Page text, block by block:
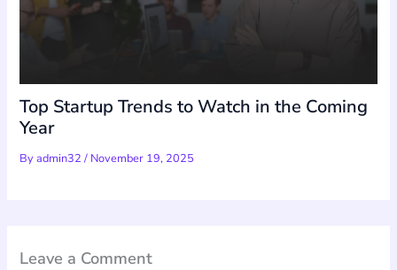
Top Startup Trends to Watch in the Coming
Year
Byadmin32/ November 19, 2025
Leave a Comment